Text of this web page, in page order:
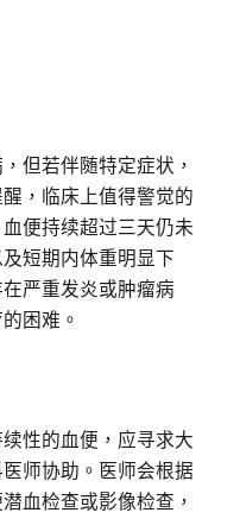
但若伴随特定症状，
，临床上值得警觉的
便持续超过三天仍未
短期内体重明显下
严重发炎或肿瘤病
困难。
性的血便，应寻求大
师协助。医师会根据
血检查或影像检查，